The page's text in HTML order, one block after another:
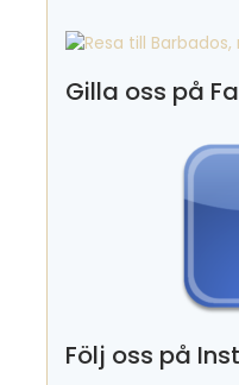
Gilla oss på
Följ oss på